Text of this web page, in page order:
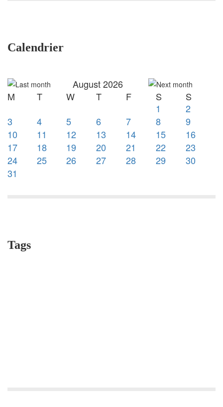
Calendrier
August 2026
M
T W T F S
S
1
2
3
4 5 6 7 8
9
10
11 12 13 14 15
16
17
18 19 20 21 22
23
24
25 26 27 28 29
30
31
Tags